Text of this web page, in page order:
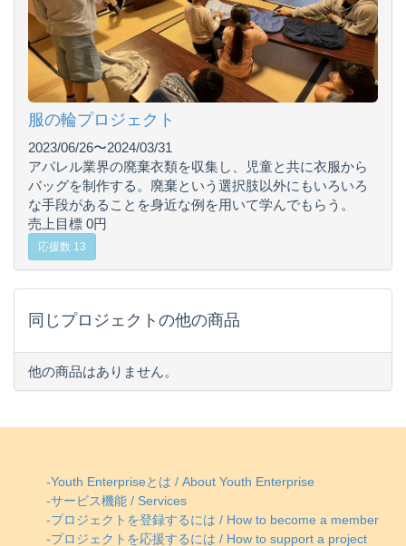
服の輪プロジェクト
2023/06/26〜2024/03/31
アパレル業界の廃棄衣類を収集し、児童と共に衣服から
バッグを制作する。廃棄という選択肢以外にもいろいろ
な手段があることを身近な例を用いて学んでもらう。
売上目標 0円
応援数 13
同じプロジェクトの他の商品
他の商品はありません。
-Youth Enterpriseとは / About Youth Enterprise
-サービス機能 / Services
-プロジェクトを登録するには / How to become a member
-プロジェクトを応援するには / How to support a project